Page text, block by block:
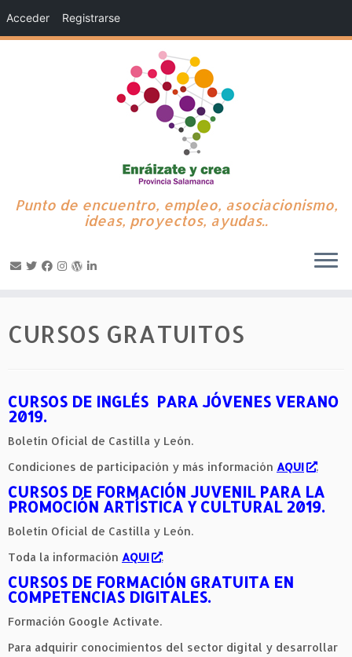
contenido
Punto de encuentro, empleo, asociacionismo,
ideas, proyectos, ayudas..
CURSOS GRATUITOS
CURSOS DE INGLÉS PARA JÓVENES VERANO
2019.
Boletín Oficial de Castilla y León.
Condiciones de participación y más información AQUI .
CURSOS DE FORMACIÓN JUVENIL PARA LA
PROMOCIÓN ARTÍSTICA Y CULTURAL 2019.
Boletín Oficial de Castilla y León.
Toda la información AQUI .
CURSOS DE FORMACIÓN GRATUITA EN
COMPETENCIAS DIGITALES.
Formación Google Actívate.
Para adquirir conocimientos del sector digital y desarrollar
Acceder Registrarse